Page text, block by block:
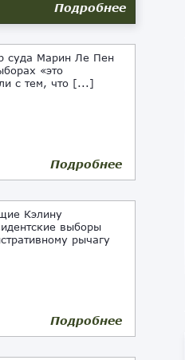
Подробнее
суда Марин Ле Пен
«это
с тем, что [...]
Подробнее
Кэлину
выборы
рычагу
Подробнее